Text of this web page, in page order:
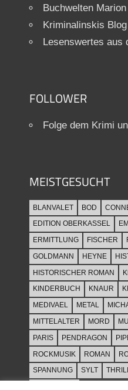
Buchwelten
Kriminalinskis Blog
Lesenswertes aus
FOLLOWER
Folge dem Krimi
MEISTGESUCHT
BLANVALET BOD
EDITION OBERKASSEL
ERMITTLUNG
FISCHER
GOLDMANN
HEYNE
HISTORISCHER ROMAN
KINDERBUCH
KNAUR
MEDIVAEL
METAL
MITTELALTER
MORD
PARIS
PENDRAGON
ROCKMUSIK
ROMAN
SPANNUNG
SYLT